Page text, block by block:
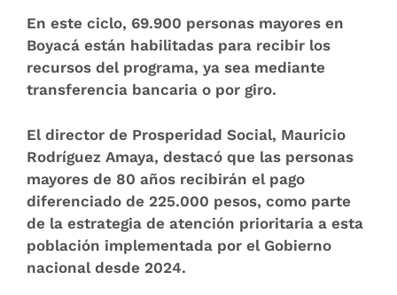
En este ciclo, 69.900 personas mayores en
Boyacá están habilitadas para recibir los
recursos del programa, ya sea mediante
transferencia bancaria o por giro.
El director de Prosperidad Social, Mauricio
Rodríguez Amaya, destacó que las personas
mayores de 80 años recibirán el pago
diferenciado de 225.000 pesos, como parte
de la estrategia de atención prioritaria a esta
población implementada por el Gobierno
nacional desde 2024.